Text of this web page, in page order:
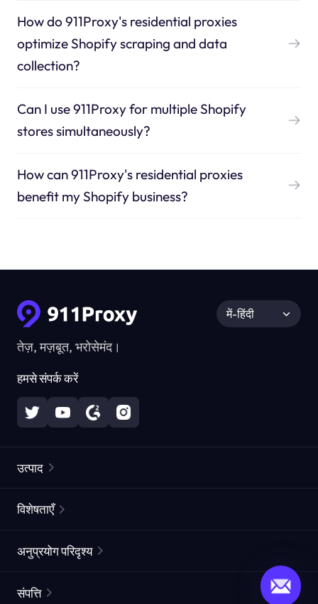
How do 911Proxy's residential proxies
optimize Shopify scraping and data
collection?
Can I use 911Proxy for multiple Shopify
stores simultaneously?
How can 911Proxy's residential proxies
benefit my Shopify business?
तेज़, मज़बूत, भरोसेमंद।
हमसे संपर्क करें
में-हिंदी
उत्पाद
स्थैतिक रेज़िडेंशियल प्रॉक्सीज़
विशेषताएँ
प्रॉक्सी चेकर
आईएसपी एजेंट
अनुप्रयोग परिदृश्य
संपत्ति